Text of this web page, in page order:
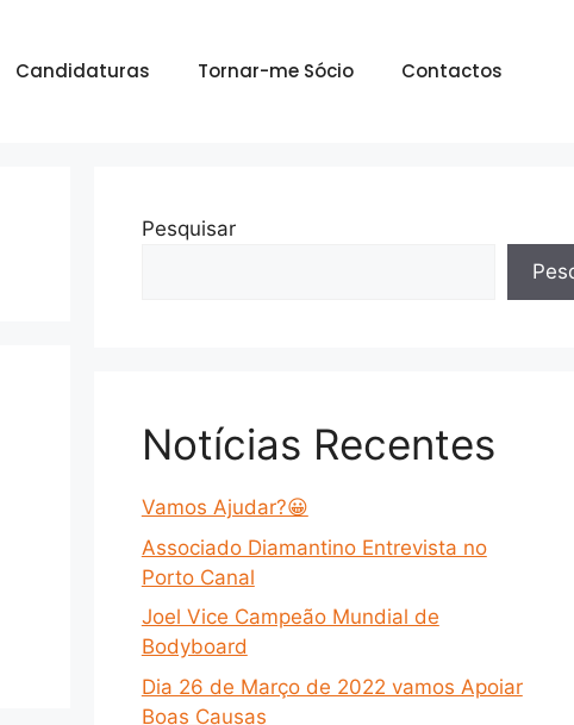
Candidaturas Tornar-me Sócio Contactos
Pesquisar
Notícias Recentes
Vamos Ajudar?😀
Associado Diamantino Entrevista no
Porto Canal
Joel Vice Campeão Mundial de
Bodyboard
Dia 26 de Março de 2022 vamos Apoiar
Boas Causas